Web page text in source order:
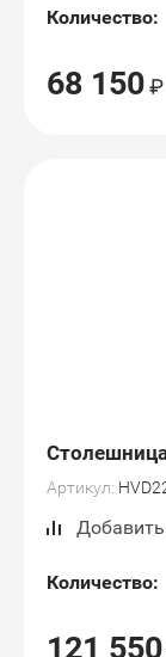
Количество:
68 150
Артикул:
Количество:
121 550